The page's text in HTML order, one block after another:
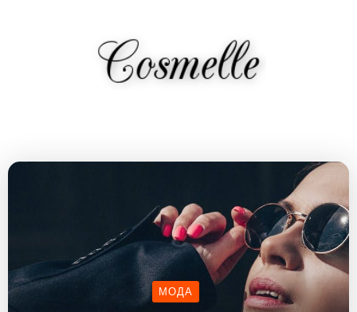
МОДА